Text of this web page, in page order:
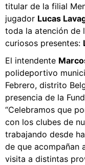
titular de la filial
jugador Lucas
toda la atención de
curiosos presentes:
El intendente
polideportivo
Febrero, distrito
presencia de la
“Celebramos que
con los clubes de
trabajando desde
de que acompañan
visita a distintas